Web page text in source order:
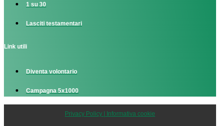
1 su 30
Lasciti testamentari
Link utili
Diventa volontario
Campagna 5x1000
Privacy Policy | Informativa cookie